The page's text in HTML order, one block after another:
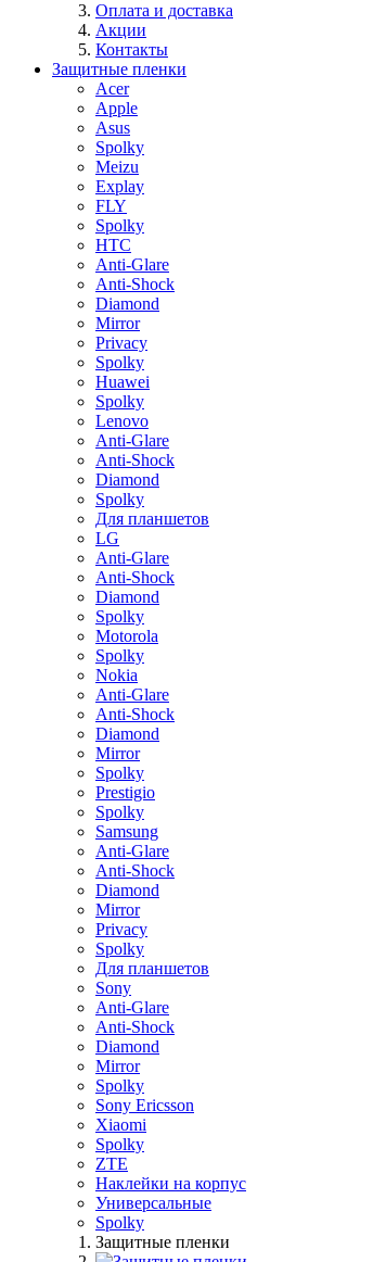
Оплата и доставка
Акции
Контакты
Защитные пленки
Acer
Apple
Asus
Spolky
Meizu
Explay
FLY
Spolky
HTC
Anti-Glare
Anti-Shock
Diamond
Mirror
Privacy
Spolky
Huawei
Spolky
Lenovo
Anti-Glare
Anti-Shock
Diamond
Spolky
Для планшетов
LG
Anti-Glare
Anti-Shock
Diamond
Spolky
Motorola
Spolky
Nokia
Anti-Glare
Anti-Shock
Diamond
Mirror
Spolky
Prestigio
Spolky
Samsung
Anti-Glare
Anti-Shock
Diamond
Mirror
Privacy
Spolky
Для планшетов
Sony
Anti-Glare
Anti-Shock
Diamond
Mirror
Spolky
Sony Ericsson
Xiaomi
Spolky
ZTE
Наклейки на корпус
Универсальные
Spolky
Защитные пленки